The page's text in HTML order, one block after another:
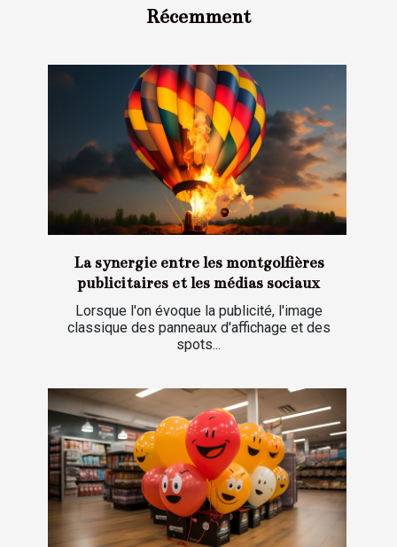
Récemment
La synergie entre les montgolfières
publicitaires et les médias sociaux
Lorsque l'on évoque la publicité, l'image
classique des panneaux d'affichage et des
spots...